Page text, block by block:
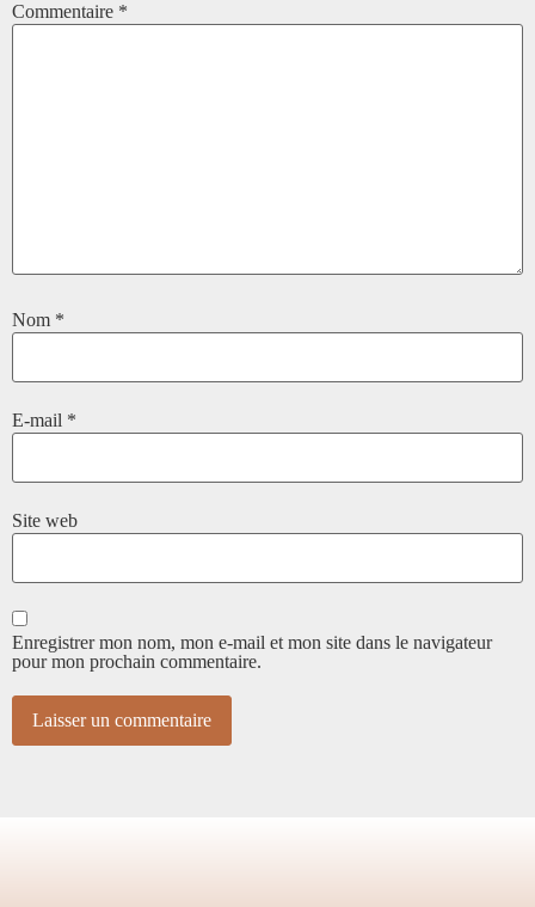
Commentaire *
Nom *
E-mail *
Site web
Enregistrer mon nom, mon e-mail et mon site dans le navigateur
pour mon prochain commentaire.